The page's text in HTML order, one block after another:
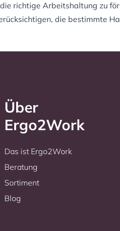
richtige Arbeitshaltung zu
die bestimmte
Über
Ergo2Work
Das ist Ergo2Work
Beratung
Sortiment
Blog